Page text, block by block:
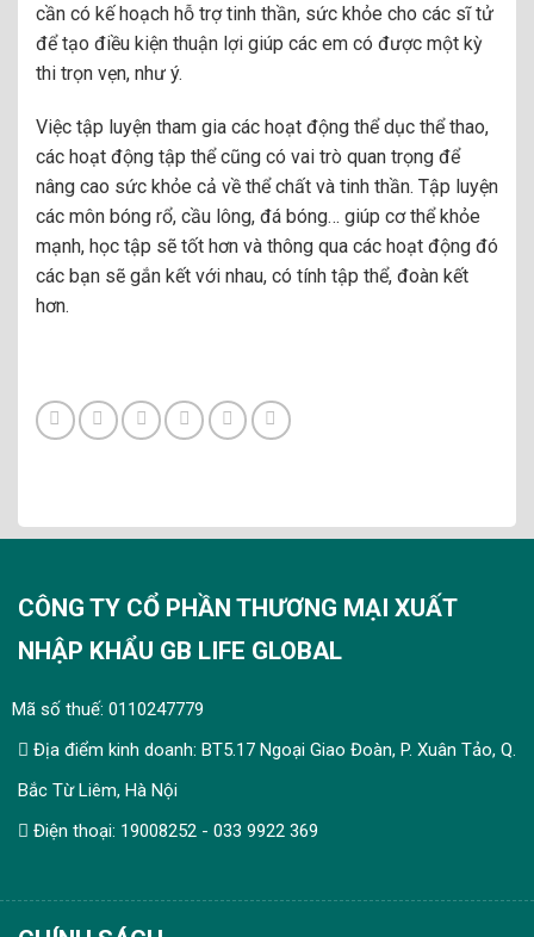
cần có kế hoạch hỗ trợ tinh thần, sức khỏe cho các sĩ tử
để tạo điều kiện thuận lợi giúp các em có được một kỳ
thi trọn vẹn, như ý.
Việc tập luyện tham gia các hoạt động thể dục thể thao,
các hoạt động tập thể cũng có vai trò quan trọng để
nâng cao sức khỏe cả về thể chất và tinh thần. Tập luyện
các môn bóng rổ, cầu lông, đá bóng… giúp cơ thể khỏe
mạnh, học tập sẽ tốt hơn và thông qua các hoạt động đó
các bạn sẽ gắn kết với nhau, có tính tập thể, đoàn kết
hơn.
CÔNG TY CỔ PHẦN THƯƠNG MẠI XUẤT
NHẬP KHẨU GB LIFE GLOBAL
Mã số thuế: 0110247779
Địa điểm kinh doanh: BT5.17 Ngoại Giao Đoàn, P. Xuân Tảo, Q.
Bắc Từ Liêm, Hà Nội
Điện thoại: 19008252 - 033 9922 369